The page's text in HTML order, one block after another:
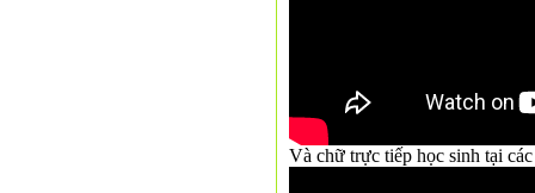
Và chữ trực tiếp học sinh tại